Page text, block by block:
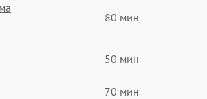
80 мин
50 мин
70 мин